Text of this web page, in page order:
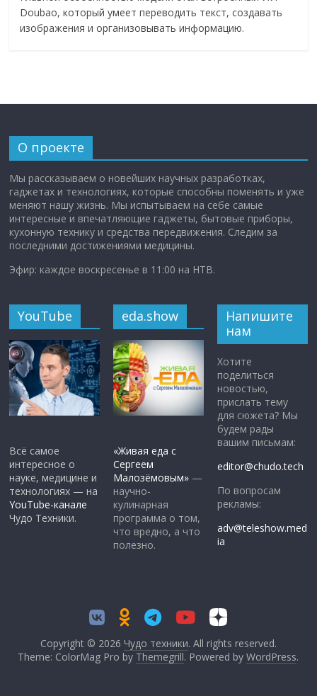
Doubao, который умеет переводить текст, создавать
изображения и организовывать информацию.
О проекте
Мы рассказываем о новейших научных разработках,
гаджетах и технологиях, которые способны поменять и уже
меняют нашу жизнь. Мы испытываем на себе самые
интересные и впечатляющие гаджеты, бытовые приборы,
кухонную технику и средства передвижения. Следим за
последними достижениями медицины.
Эфир: каждое воскресенье в 11:00 на НТВ.
YouTube
Всё самое
интересное о
науке, медицине и
технологиях — на
YouTube-канале
Чудо Техники.
eda.show
«Живая еда с
Сергеем
Малозёмовым» —
научно-
кулинарная
программа о том,
что вредно, а что
полезно.
Напишите
нам
Хотите
поделиться
новостью,
прислать тему
для сюжета? Мы
будем рады
вашим письмам:
editor@chudo.tech
По вопросам
рекламы:
adv@teleshow.med
ia
Copyright © 2026 Чудо техники. All rights reserved.
Theme: ColorMag Pro by Themegrill. Powered byWordPress.